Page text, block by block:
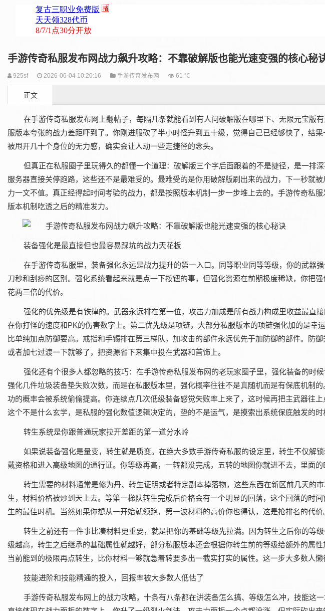
手游传奇私服发布网战力飙升攻略：不靠破解版也能光速变强的核心秘
925sf 2026-06-04 10:20:16 手游传奇发布网 61 ℃
正文
在手游传奇私服发布网上翻帖子，每隔几条就能看到有人问破解版在哪里下、无限元宝版
服版本夸张的战力差距吓到了。你刚进服砍了半小时怪升到五十级，觉得自己已经够快了，结
被甩开几十个身位的无力感，确实会让人动一些走捷径的念头。
但真正在私服圈子里玩得久的都懂一个道理：破解版三个字后面跟着的不是捷径，是一排
服务器直接关停跑路，这些还不是最难受的。最难受的是你用破解版刷出来的战力，下一秒就
力一文不值。真正经得起时间考验的战力，都是按照版本机制一步一步堆上去的。手游传奇私
版本机制吃透之后的精准发力。
装备强化是最直接但也最容易踩坑的战力天花板
在手游传奇私服里，装备强化永远是战力提升的第一入口。同等职业同等等级，你的武器
刀秒和刮痧的区别。强化系统看起来就是点一下按钮的事，但强化资源在前期极度稀缺，你把
花两三倍的代价。
强化的优先级是有铁律的。武器永远排在第一位，攻击力加成是所有战力构成里收益最直
在你打怪的速度和PK的伤害数字上。第二优先级是项链，大部分私服版本的项链强化加的是幸
比单纯加点防御要高。戒指和手镯排在第三梯队，加攻击的部件永远优先于加防御的部件。防
或者加七过渡一下就够了，把资源省下来集中投在武器和首饰上。
强化还有个很多人都忽略的技巧：在手游传奇私服发布网的老玩家圈子里，强化装备的时
强化几件垃圾装备垫失败次数，而是在私服版本里，强化概率往往不是真随机而是有保底机制
功的概率会被系统偷偷提高。你连续点几次低级装备感觉失败率上来了，这时候再把主武器往
这个不是什么玄学，是私服的强化数值逻辑决定的，垫的不是运气，是摸索出系统保底触发的时
转生系统是你跟普通玩家拉开差距的第一道分水岭
如果说装备强化是量变，转生就是质变。在绝大多数手游传奇私服的设定里，转生不仅解
戴资格和进入高级地图的通行证。你等级再高，一转都没完成，五转的地图你就进不去，里面的
转生需要的材料通常是修为丹、转生证明或者特定副本掉落物，这些东西在新区前几天的
生，材料价格被炒到天上去。等第一梯队转生完成后价格会有一个明显的回落，这个回落的时
生的最佳时机。当然如果你想从一开始就领跑，第一波材料的高价你也得认，这是抢排名的代价
转生之前还有一件事比凑材料更重要，就是把你的基础等级先拉满。因为转生之后你的等
级越高，转生之后继承的基础属性就越好，部分私服版本还会根据你转生前的等级给额外的属
当前能到的极限再点转生，比你材料一够就急着转要多出一截实打实的属性。这一步大多数人
技能进阶和技能精通的投入，回报率被大多数人低估了
手游传奇私服发布网上的战力攻略，十条有八条都在讲装备怎么搞、等级怎么冲，技能这